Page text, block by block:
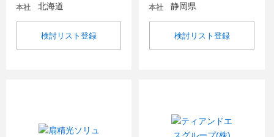
本社 北海道
検討リスト登録
本社 静岡県
検討リスト登録